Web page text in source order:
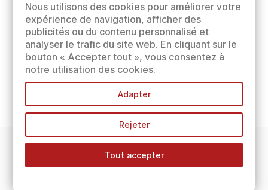
Nous utilisons des cookies pour améliorer votre
expérience de navigation, afficher des
publicités ou du contenu personnalisé et
analyser le trafic du site web. En cliquant sur le
bouton « Accepter tout », vous consentez à
notre utilisation des cookies.
Adapter
Rejeter
Tout accepter